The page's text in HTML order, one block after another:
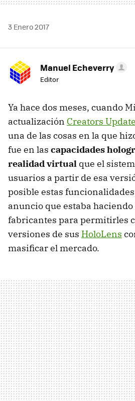
3 Enero 2017
Manuel Echeverry
Editor
Ya hace dos meses, cuando
actualización Creators Update
una de las cosas en la que
fue en las capacidades
realidad virtual que el
usuarios a partir de esa
posible estas
anuncio que estaba
fabricantes para permitirles
versiones de sus HoloLens
masificar el mercado.